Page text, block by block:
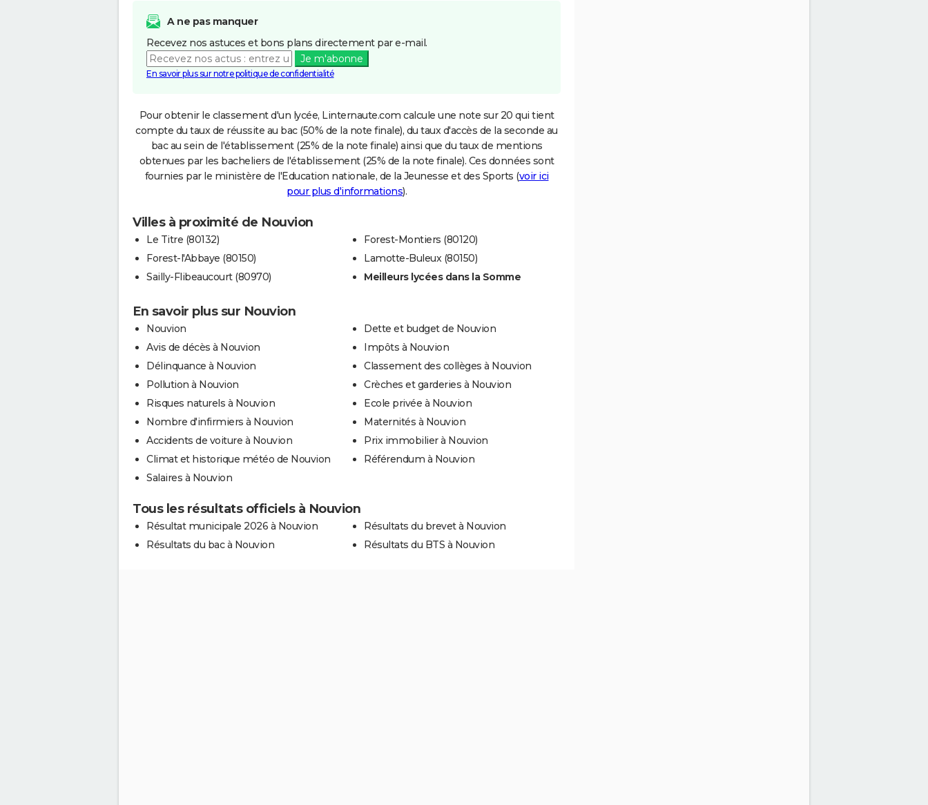
A ne pas manquer
Recevez nos astuces et bons plans directement par e-mail.
Je m'abonne
En savoir plus sur notre politique de confidentialité
Pour obtenir le classement d'un lycée, Linternaute.com calcule une note sur 20 qui tient
compte du taux de réussite au bac (50% de la note finale), du taux d'accès de la seconde au
bac au sein de l'établissement (25% de la note finale) ainsi que du taux de mentions
obtenues par les bacheliers de l'établissement (25% de la note finale). Ces données sont
fournies par le ministère de l'Education nationale, de la Jeunesse et des Sports (voir ici
pour plus d'informations).
Villes à proximité de Nouvion
Le Titre (80132)
Forest-l'Abbaye (80150)
Sailly-Flibeaucourt (80970)
Forest-Montiers (80120)
Lamotte-Buleux (80150)
Meilleurs lycées dans la Somme
En savoir plus sur Nouvion
Nouvion
Avis de décès à Nouvion
Délinquance à Nouvion
Pollution à Nouvion
Risques naturels à Nouvion
Nombre d'infirmiers à Nouvion
Accidents de voiture à Nouvion
Climat et historique météo de Nouvion
Salaires à Nouvion
Dette et budget de Nouvion
Impôts à Nouvion
Classement des collèges à Nouvion
Crèches et garderies à Nouvion
Ecole privée à Nouvion
Maternités à Nouvion
Prix immobilier à Nouvion
Référendum à Nouvion
Tous les résultats officiels à Nouvion
Résultat municipale 2026 à Nouvion
Résultats du bac à Nouvion
Résultats du brevet à Nouvion
Résultats du BTS à Nouvion